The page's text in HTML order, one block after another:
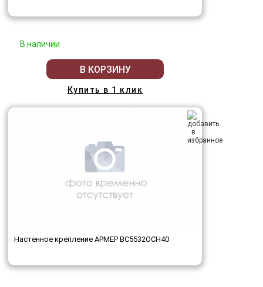
В наличии
В КОРЗИНУ
Купить в 1 клик
Настенное крепление АРМЕР ВС5532ОСН40